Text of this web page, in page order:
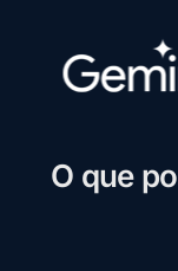
O que po